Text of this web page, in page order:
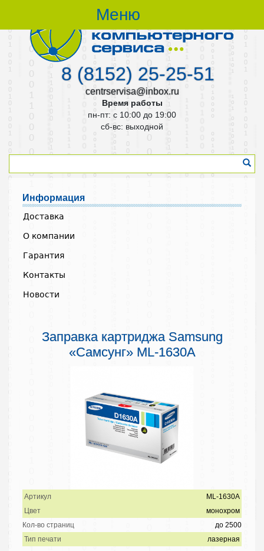
Меню
8 (8152) 25-25-51
centrservisa@inbox.ru
Время работы
пн-пт: с 10:00 до 19:00
cб-вс: выходной
Информация
Доставка
О компании
Гарантия
Контакты
Новости
Заправка картриджа Samsung
«Самсунг» ML-1630A
Артикул
ML-1630A
Цвет
монохром
Кол-во страниц
до 2500
Тип печати
лазерная